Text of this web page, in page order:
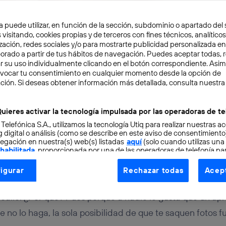
7 min
Glass fracasó…
con una montura de gama alta y las chicas corren y se
¿Por qué? Pues porque a nadie le gusta que un
no lo haga, la sola posibilidad de que te saquen fotos
puede utilizar, en función de la sección, subdominio o apartado del
visitando, cookies propias y de terceros con fines técnicos,
redes sociales y/o para mostrarte publicidad personalizada
a partir de tus hábitos de navegación. Puedes aceptar todas,
su uso individualmente clicando en el botón correspondiente.
tu consentimiento en cualquier momento desde la opción de
Si deseas obtener información más detallada, consulta nuestra
activar la tecnología impulsada por las operadoras de
S.A., utilizamos la tecnología Utiq para realizar nuestras
digital o análisis (como se describe en este aviso de
en nuestra(s) web(s) listadas aquí(solo cuando utilizas una
, proporcionada por una de las operadoras de telefonía
consentimiento en cada página web).
Utiq está diseñada con la privacidad como prioridad
tu dirección IP y otra información de la cuenta de cliente de
la conexión que utilizas (p. ej., número de teléfono móvil).
Rechazar todas